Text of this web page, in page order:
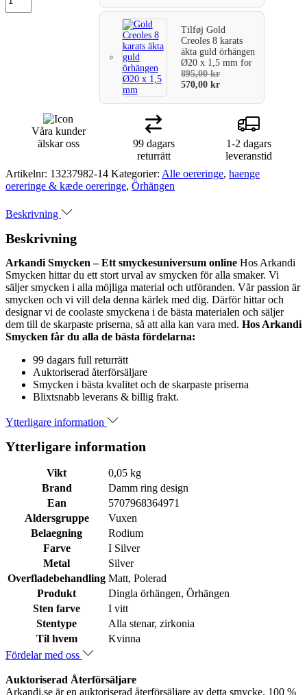
TilføjGold
Creoles 8 karats
äkta guld örhängen
Ø20 x 1,5 mmfor
895,00kr
570,00kr
Våra kunder
älskar oss
99 dagars
returrätt
1-2 dagars
leveranstid
Artikelnr: 13237982-14 Kategorier: Alle oereringe, haenge
oereringe & kæde oereringe, Örhängen
Beskrivning
Beskrivning
Arkandi Smycken – Ett smyckesuniversum online Hos Arkandi
Smycken hittar du ett stort urval av smycken för alla smaker. Vi
säljer smycken i alla möjliga material och utföranden. Vår passion är
smycken och vi vill dela denna kärlek med dig. Därför hittar och
designar vi de coolaste smyckena i de bästa materialen och säljer
dem till de skarpaste priserna, så att alla kan vara med. Hos Arkandi
Smycken får du alla de bästa fördelarna:
99 dagars full returrätt
Auktoriserad återförsäljare
Smycken i bästa kvalitet och de skarpaste priserna
Blixtsnabb leverans & billig frakt.
Ytterligare information
Ytterligare information
Vikt
0,05 kg
Brand
Damm ring design
Ean
5707968364971
Aldersgruppe
Vuxen
Belaegning
Rodium
Farve
I Silver
Metal
Silver
Overfladebehandling Matt, Polerad
Produkt
Dingla örhängen, Örhängen
Sten farve
I vitt
Stentype
Alla stenar, zirkonia
Til hvem
Kvinna
Fördelar med oss
Auktoriserad Återförsäljare
Arkandi.se är en auktoriserad återförsäljare av detta smycke. 100 %